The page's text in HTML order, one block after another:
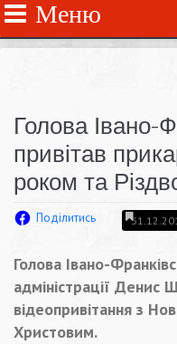
Меню
Голова Івано-
привітав
роком та
Поділитись
Голова Івано-
адміністрації Денис
відеопривітання з
Христовим.